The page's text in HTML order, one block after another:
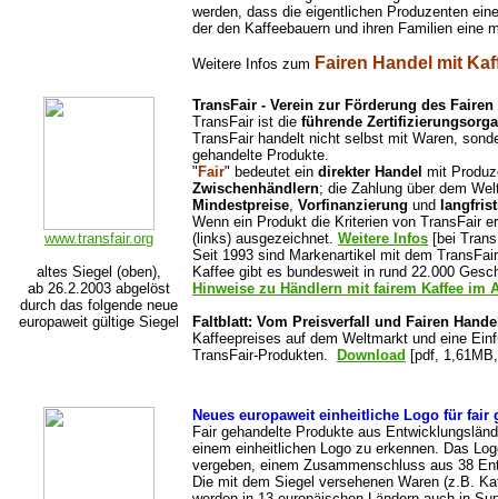
werden, dass die eigentlichen Produzenten
der den Kaffeebauern und ihren Familien eine
Weitere Infos zum Fairen Handel mit
www.transfair.org
altes Siegel (oben),
ab 26.2.2003 abgelöst
durch das folgende neue
europaweit gültige Siegel
TransFair - Verein zur Förderung des Fairen
TransFair ist die führende
TransFair handelt nicht selbst mit Waren,
gehandelte Produkte.
" Fair" bedeutet ein direkter Handel mit
Zwischenhändlern; die Zahlung über dem
Mindestpreise, Vorfinanzierung und
Wenn ein Produkt die Kriterien von TransFair
(links) ausgezeichnet. Weitere Infos [bei
Seit 1993 sind Markenartikel mit dem
Kaffee gibt es bundesweit in rund 22.000
Hinweise zu Händlern mit fairem Kaffee im
Faltblatt: Vom Preisverfall und Fairen
Kaffeepreises auf dem Weltmarkt und eine
TransFair-Produkten.
Download [pdf,
Neues europaweit einheitliche Logo für fair
Fair gehandelte Produkte aus
einem einheitlichen Logo zu erkennen. Das
vergeben, einem Zusammenschluss aus 38
Die mit dem Siegel versehenen Waren (z.B.